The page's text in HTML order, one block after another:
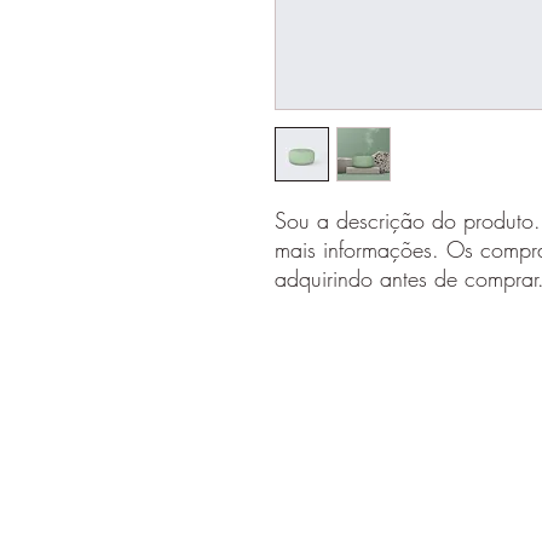
Sou a descrição do
mais informações. Os
adquirindo antes de comprar.